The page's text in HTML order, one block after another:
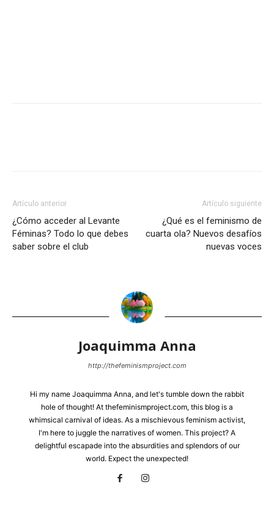
Artículo anterior
¿Cómo acceder al Levante
Féminas? Todo lo que debes
saber sobre el club
Artículo siguiente
¿Qué es el feminismo de
cuarta ola? Nuevos desafíos
nuevas voces
Joaquimma Anna
http://thefeminismproject.com
Hi my name Joaquimma Anna, and let's tumble down the rabbit
hole of thought! At thefeminismproject.com, this blog is a
whimsical carnival of ideas. As a mischievous feminism activist,
I'm here to juggle the narratives of women. This project? A
delightful escapade into the absurdities and splendors of our
world. Expect the unexpected!